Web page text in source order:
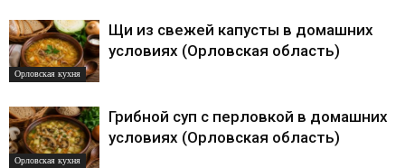
Орловская кухня
Щи из свежей капусты в домашних
условиях (Орловская область)
Орловская кухня
Грибной суп с перловкой в домашних
условиях (Орловская область)